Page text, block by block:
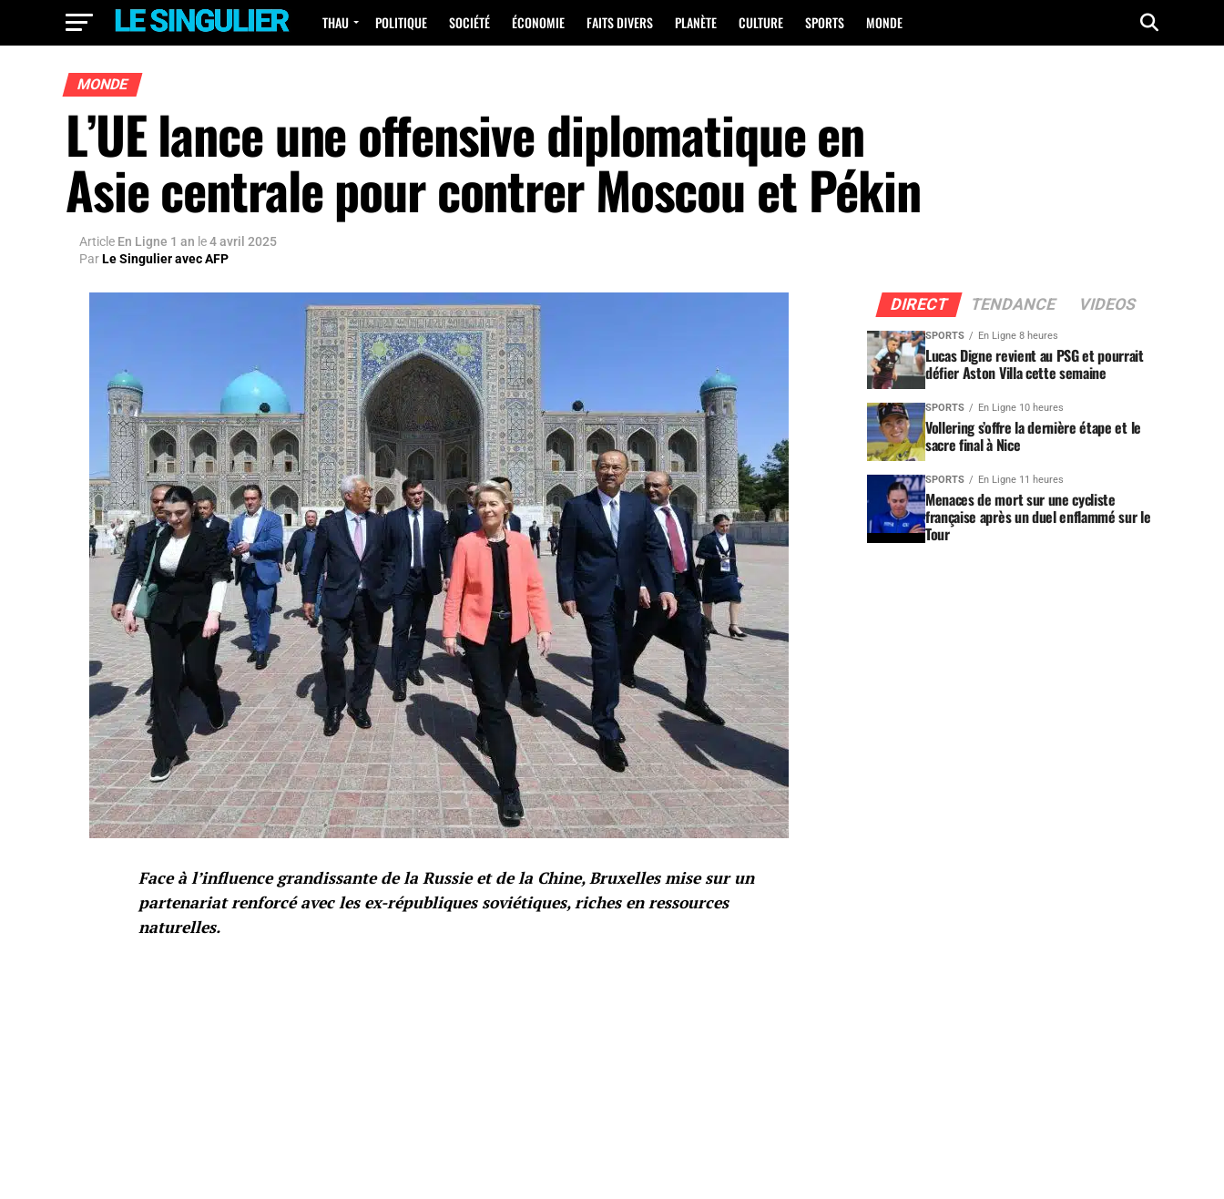
THAU POLITIQUE SOCIÉTÉ ÉCONOMIE FAITS DIVERS PLANÈTE CULTURE SPORTS MONDE
MONDE
L’UE lance une offensive diplomatique en
Asie centrale pour contrer Moscou et Pékin
Article En Ligne 1 an le4 avril 2025
ParLe Singulier avec AFP
Face à l’influence grandissante de la Russie et de la Chine, Bruxelles mise sur un
partenariat renforcé avec les ex-républiques soviétiques, riches en ressources
naturelles.
DIRECT TENDANCE VIDEOS
SPORTS En Ligne 8 heures
Lucas Digne revient au PSG et pourrait
défier Aston Villa cette semaine
SPORTS En Ligne 10 heures
Vollering s’offre la dernière étape et le
sacre final à Nice
SPORTS En Ligne 11 heures
Menaces de mort sur une cycliste
française après un duel enflammé sur le
Tour